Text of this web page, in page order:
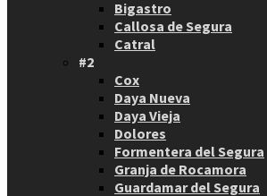
Bigastro
Callosa de Segura
Catral
#2
Cox
Daya Nueva
Daya Vieja
Dolores
Formentera del Segura
Granja de Rocamora
Guardamar del Segura